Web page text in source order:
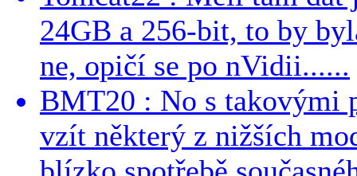
24GB a 256-bit, to by
ne, opičí se po nVidii......
BMT20 : No s takovými
vzít některý z nižších